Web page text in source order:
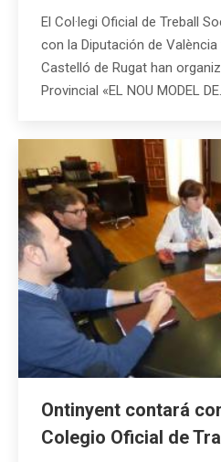
El Col·legi Oficial de Treball
con la Diputación de
Castelló de Rugat han
Provincial «EL NOU MODEL
Ontinyent contará
Colegio Oficial de